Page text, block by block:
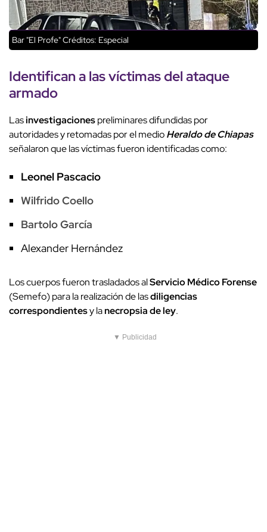
Bar "El Profe"Créditos: Especial
Identifican a las víctimasdelataque
armado
Lasinvestigacionespreliminares difundidas por
autoridades y retomadas por el medioHeraldo de Chiapas
señalaron que las víctimas fueron identificadas como:
Leonel Pascacio
Wilfrido Coello
Bartolo García
Alexander Hernández
Los cuerpos fueron trasladados alServicio Médico Forense
(Semefo) para la realización de lasdiligencias
correspondientesy lanecropsia de ley.
▼ Publicidad